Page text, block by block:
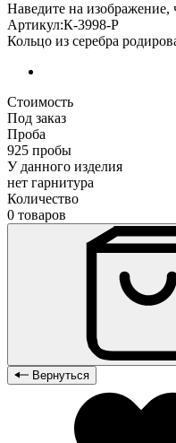
Наведите на изображение,
Артикул:К-3998-Р
Кольцо из серебра
Стоимость
Под заказ
Проба
925 пробы
У данного изделия
нет гарнитура
Количество
0 товаров
Вернуться